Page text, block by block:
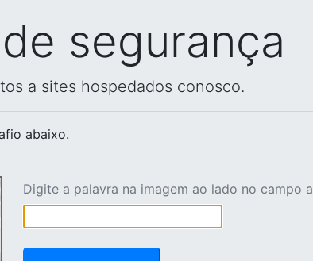
segurança
a sites hospedados conosco.
abaixo.
Digite a palavra na imagem ao lado no campo